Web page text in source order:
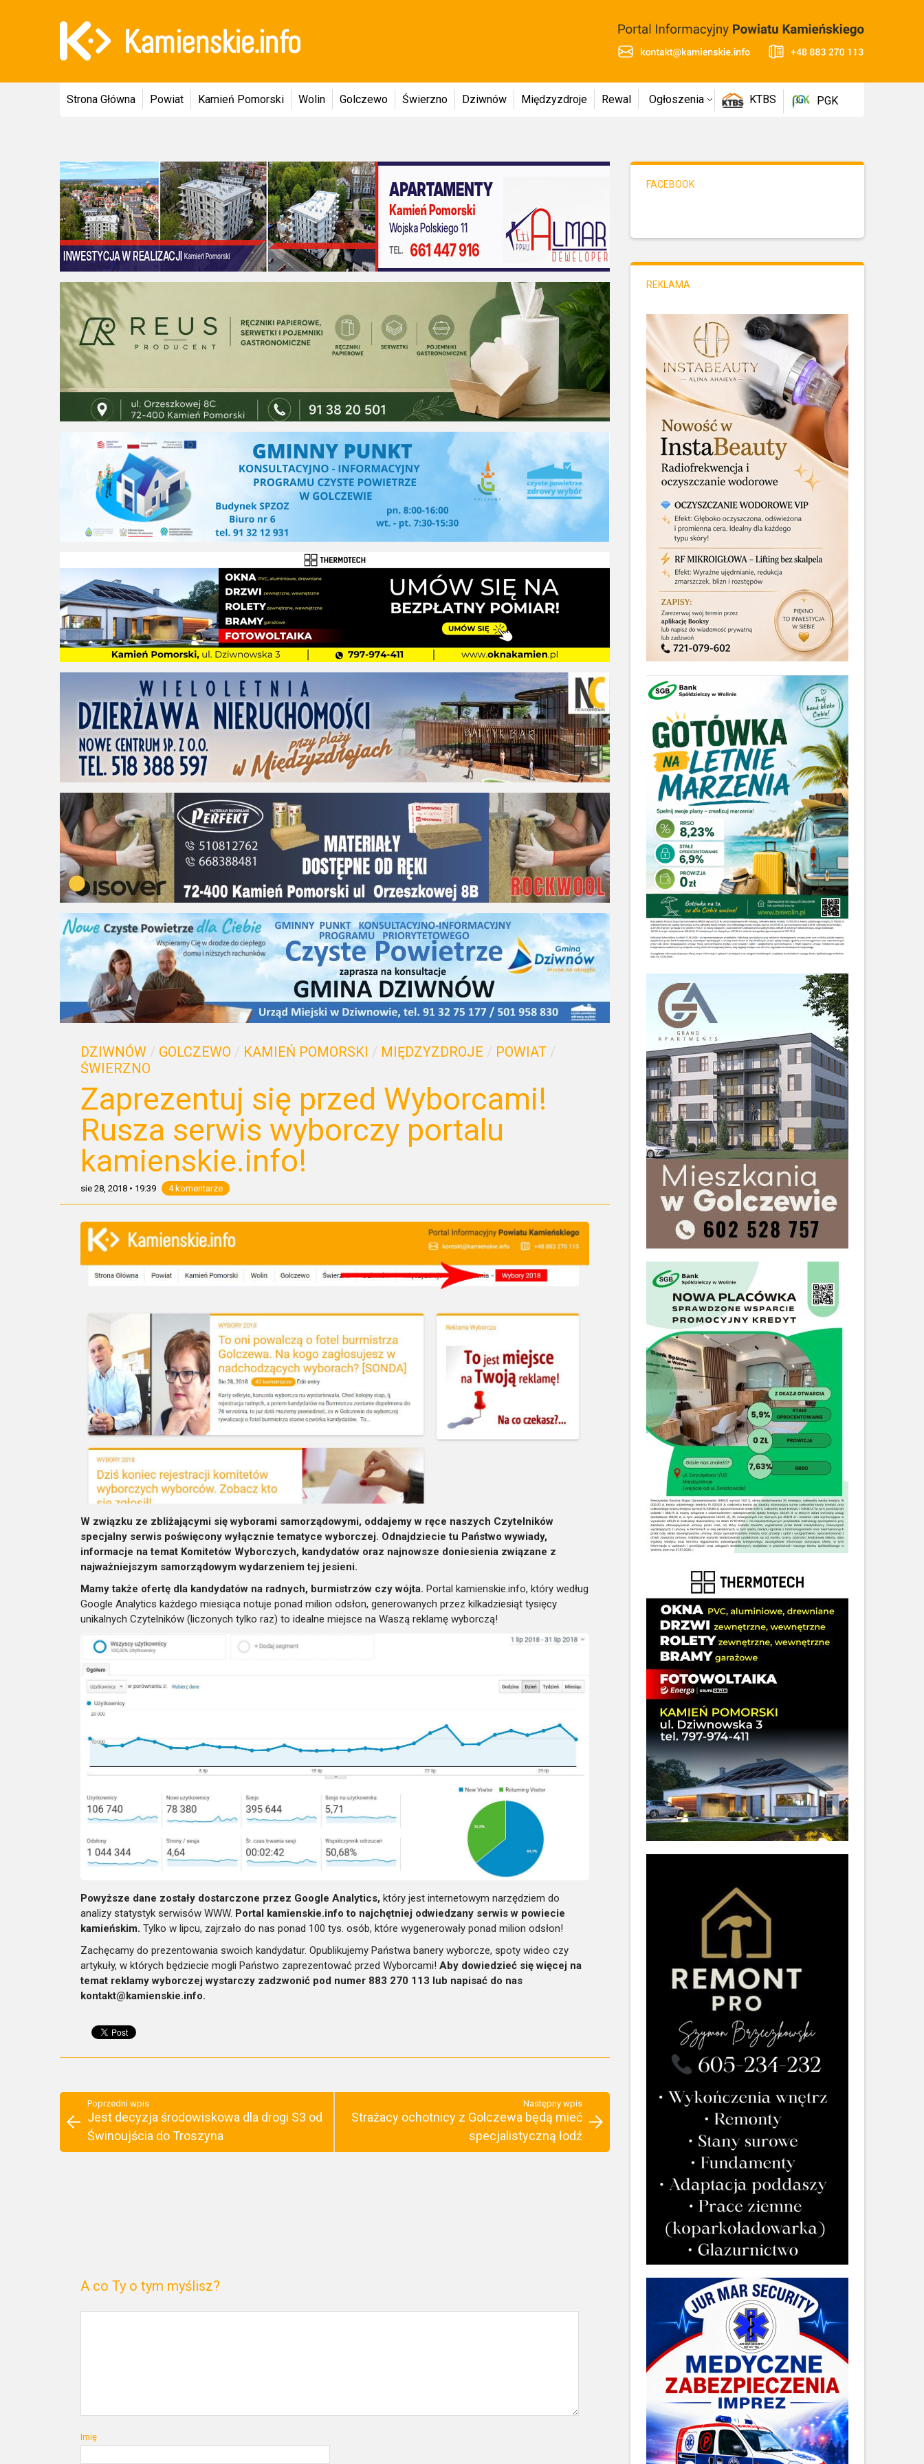
Strona Główna Powiat Kamień Pomorski Wolin Golczewo Świerzno Dziwnów Międzyzdroje Rewal Ogłoszenia KTBS PGK
DZIWNÓW / GOLCZEWO / KAMIEŃ POMORSKI / MIĘDZYZDROJE / POWIAT /
ŚWIERZNO
Zaprezentuj się przed Wyborcami!
Rusza serwis wyborczy portalu
kamienskie.info!
sie 28, 2018 • 19:39 4 komentarze
W związku ze zbliżającymi się wyborami samorządowymi, oddajemy w ręce naszych Czytelników
specjalny serwis poświęcony wyłącznie tematyce wyborczej. Odnajdziecie tu Państwo wywiady,
informacje na temat Komitetów Wyborczych, kandydatów oraz najnowsze doniesienia związane z
najważniejszym samorządowym wydarzeniem tej jesieni.
Mamy także ofertę dla kandydatów na radnych, burmistrzów czy wójta. Portal kamienskie.info, który według
Google Analytics każdego miesiąca notuje ponad milion odsłon, generowanych przez kilkadziesiąt tysięcy
unikalnych Czytelników (liczonych tylko raz) to idealne miejsce na Waszą reklamę wyborczą!
Powyższe dane zostały dostarczone przez Google Analytics, który jest internetowym narzędziem do
analizy statystyk serwisów WWW. Portal kamienskie.info to najchętniej odwiedzany serwis w powiecie
kamieńskim. Tylko w lipcu, zajrzało do nas ponad 100 tys. osób, które wygenerowały ponad milion odsłon!
Zachęcamy do prezentowania swoich kandydatur. Opublikujemy Państwa banery wyborcze, spoty wideo czy
artykuły, w których będziecie mogli Państwo zaprezentować przed Wyborcami! Aby dowiedzieć się więcej na
temat reklamy wyborczej wystarczy zadzwonić pod numer 883 270 113 lub napisać do nas
kontakt@kamienskie.info.
Poprzedni wpis
Jest decyzja środowiskowa dla drogi S3 od
Świnoujścia do Troszyna
Następny wpis
Strażacy ochotnicy z Golczewa będą mieć
specjalistyczną łodź
A co Ty o tym myślisz?
Imię
FACEBOOK
REKLAMA